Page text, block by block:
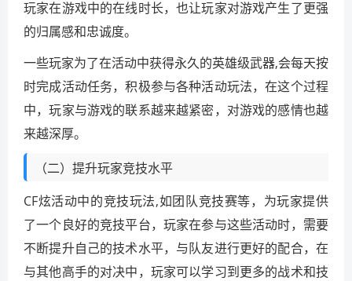
玩家在游戏中的在线时长，也让玩家对游戏产生了更强
的归属感和忠诚度。
一些玩家为了在活动中获得永久的英雄级武器,会每天按
时完成活动任务，积极参与各种活动玩法，在这个过程
中，玩家与游戏的联系越来越紧密，对游戏的感情也越
来越深厚。
（二）提升玩家竞技水平
CF炫活动中的竞技玩法,如团队竞技赛等，为玩家提供
了一个良好的竞技平台，玩家在参与这些活动时，需要
不断提升自己的技术水平，与队友进行更好的配合，在
与其他高手的对决中，玩家可以学习到更多的战术和技